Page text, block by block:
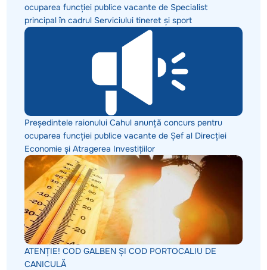
ocuparea funcției publice vacante de Specialist
principal în cadrul Serviciului tineret și sport
Președintele raionului Cahul anunță concurs pentru
ocuparea funcției publice vacante de Șef al Direcției
Economie și Atragerea Investițiilor
ATENȚIE! COD GALBEN ȘI COD PORTOCALIU DE
CANICULĂ